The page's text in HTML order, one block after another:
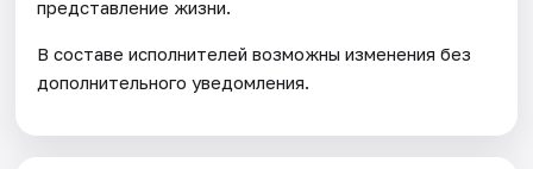
представление жизни.
В составе исполнителей возможны изменения без
дополнительного уведомления.